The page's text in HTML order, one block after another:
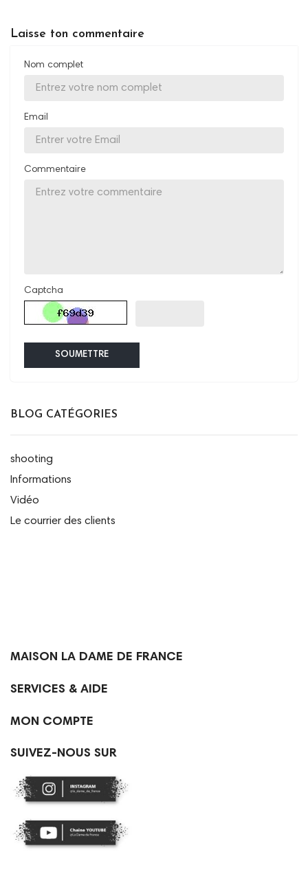
Laisse ton commentaire
Nom complet
Email
Commentaire
Captcha
SOUMETTRE
BLOG CATÉGORIES
shooting
Informations
Vidéo
Le courrier des clients
MAISON LA DAME DE FRANCE
SERVICES & AIDE
MON COMPTE
SUIVEZ-NOUS SUR